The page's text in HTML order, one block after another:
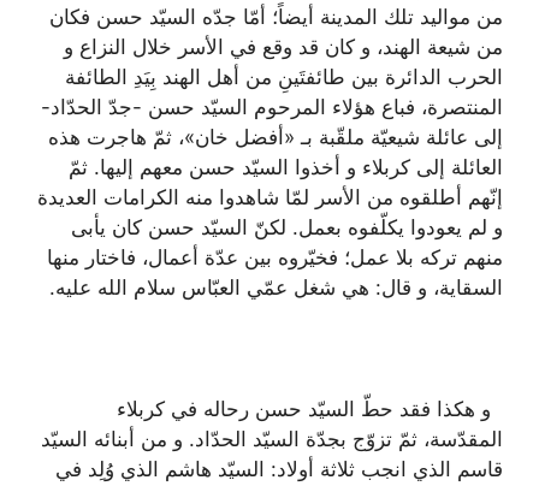
من مواليد تلك المدينة أيضاً؛ أمّا جدّه السيّد حسن فكان
من شيعة الهند، و كان قد وقع في الأسر خلال النزاع و
الحرب الدائرة بين طائفتَينِ من أهل الهند بِيَدِ الطائفة
المنتصرة، فباع هؤلاء المرحوم السيّد حسن -جدّ الحدّاد-
إلى عائلة شيعيّة ملقّبة بـ « أفضل خان»، ثمّ هاجرت هذه
العائلة إلى كربلاء و أخذوا السيّد حسن معهم إليها. ثمّ
إنّهم أطلقوه من الأسر لمّا شاهدوا منه الكرامات العديدة
و لم يعودوا يكلّفوه بعمل. لكنّ السيّد حسن كان يأبى
منهم تركه بلا عمل؛ فخيّروه بين عدّة أعمال، فاختار منها
السقاية، و قال: هي شغل عمّي العبّاس سلام الله عليه.
و هكذا فقد حطّ السيّد حسن رحاله في كربلاء
المقدّسة، ثمّ تزوّج بجدّة السيّد الحدّاد. و من أبنائه السيّد
قاسم الذي انجب ثلاثة أولاد: السيّد هاشم الذي وُلِد في